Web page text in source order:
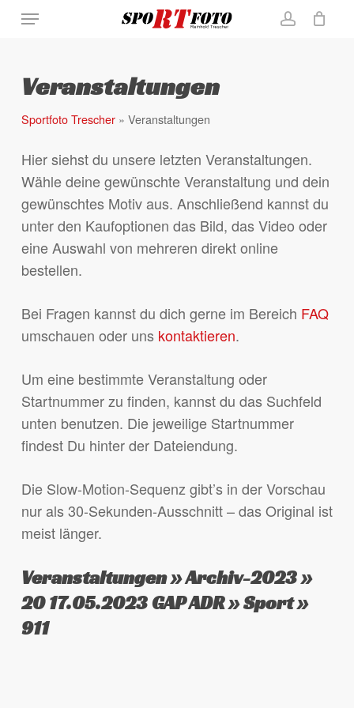
Skip
content
MenuWarenkorb
Close
Veranstaltungen
Sportfoto Trescher» Veranstaltungen
Hier siehst du unsere letzten Veranstaltungen.
Wähle deine gewünschte Veranstaltung und dein
gewünschtes Motiv aus. Anschließend kannst du
unter den Kaufoptionen das Bild, das Video oder
eine Auswahl von mehreren direkt online
bestellen.
Bei Fragen kannst du dich gerne im Bereich FAQ
umschauen oder uns kontaktieren.
Um eine bestimmte Veranstaltung oder
Startnummer zu finden, kannst du das Suchfeld
unten benutzen. Die jeweilige Startnummer
findest Du hinter der Dateiendung.
Die Slow-Motion-Sequenz gibt’s in der Vorschau
nur als 30-Sekunden-Ausschnitt – das Original ist
meist länger.
Veranstaltungen » Archiv-2023 »
20 17.05.2023 GAP ADR » Sport »
911